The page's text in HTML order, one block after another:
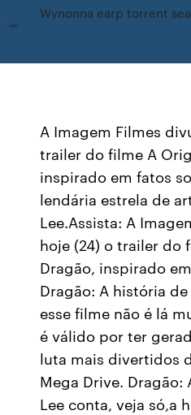
Wynonna earp torrent
A Imagem Filmes
trailer do filme A
inspirado em fatos
lendária estrela de
Lee.Assista: A
hoje (24) o trailer do
Dragão, inspirado
Dragão: A história de
esse filme não é lá
é válido por ter
luta mais divertidos
Mega Drive. Dragão:
Lee conta, veja só,a